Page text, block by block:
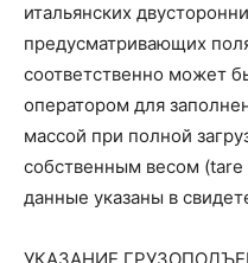
итальянских
предусматривающих
соответственно может
оператором для
массой при полной
собственным весом (tare
данные указаны в